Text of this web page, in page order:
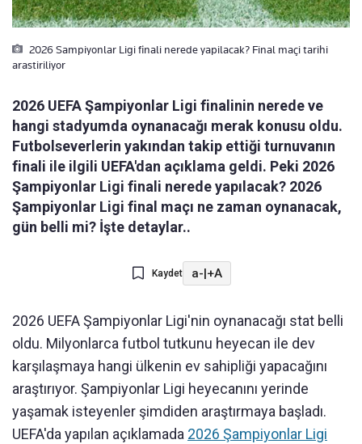
2026 Sampiyonlar Ligi finali nerede yapilacak? Final maçi tarihi
arastiriliyor
2026 UEFA Şampiyonlar Ligi finalinin nerede ve
hangi stadyumda oynanacağı merak konusu oldu.
Futbolseverlerin yakından takip ettiği turnuvanın
finali ile ilgili UEFA'dan açıklama geldi. Peki 2026
Şampiyonlar Ligi finali nerede yapılacak? 2026
Şampiyonlar Ligi final maçı ne zaman oynanacak,
gün belli mi? İşte detaylar..
Kaydet a-|+A
2026 UEFA Şampiyonlar Ligi'nin oynanacağı stat belli
oldu. Milyonlarca futbol tutkunu heyecan ile dev
karşılaşmaya hangi ülkenin ev sahipliği yapacağını
araştırıyor. Şampiyonlar Ligi heyecanını yerinde
yaşamak isteyenler şimdiden araştırmaya başladı.
UEFA'da yapılan açıklamada 2026 Şampiyonlar Ligi